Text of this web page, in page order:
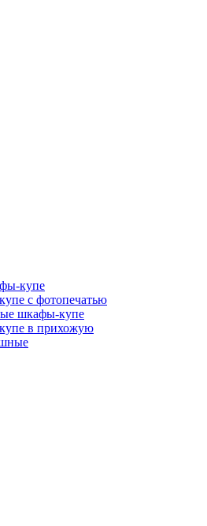
купе
с фотопечатью
шкафы-купе
в прихожую